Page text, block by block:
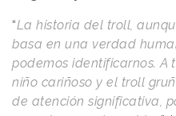
“La historia del troll,
basa en una verdad
podemos identificarnos.
niño cariñoso y el troll
de atención significativa,